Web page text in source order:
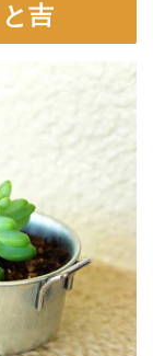
吉